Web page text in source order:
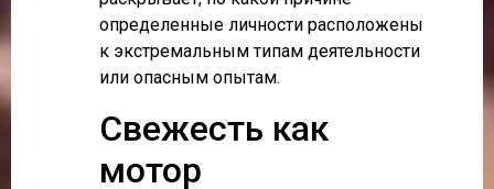
определенные личности расположены
к экстремальным типам деятельности
или опасным опытам.
Свежесть как
мотор